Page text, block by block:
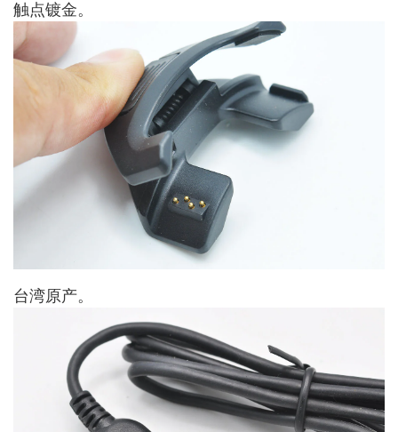
触点镀金。
台湾原产。